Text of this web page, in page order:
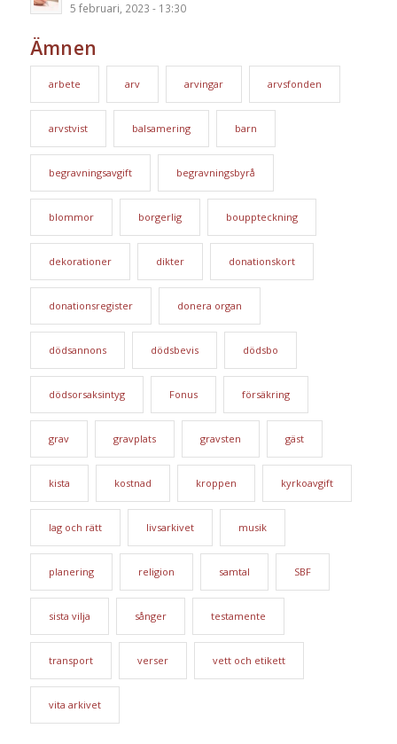
5 februari, 2023 - 13:30
Ämnen
arbete arv arvingar arvsfonden
arvstvist balsamering barn
begravningsavgift begravningsbyrå
blommor borgerlig bouppteckning
dekorationer dikter donationskort
donationsregister donera organ
dödsannons dödsbevis dödsbo
dödsorsaksintyg Fonus försäkring
grav gravplats gravsten gäst
kista kostnad kroppen kyrkoavgift
lag och rätt livsarkivet musik
planering religion samtal SBF
sista vilja sånger testamente
transport verser vett och etikett
vita arkivet